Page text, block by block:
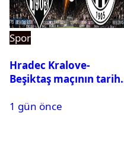
Spor
Hradec Kralove-
Beşiktaş maçının tarihi
1 gün önce